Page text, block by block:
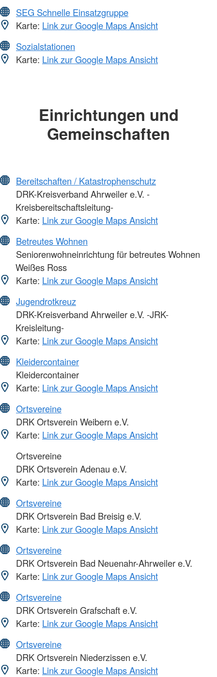
SEG Schnelle Einsatzgruppe
Karte: Link zur Google Maps Ansicht
Sozialstationen
Karte: Link zur Google Maps Ansicht
Einrichtungen und
Gemeinschaften
Bereitschaften / Katastrophenschutz
DRK-Kreisverband Ahrweiler e.V. -
Kreisbereitschaftsleitung-
Karte: Link zur Google Maps Ansicht
Betreutes Wohnen
Seniorenwohneinrichtung für betreutes Wohnen
Weißes Ross
Karte: Link zur Google Maps Ansicht
Jugendrotkreuz
DRK-Kreisverband Ahrweiler e.V. -JRK-
Kreisleitung-
Karte: Link zur Google Maps Ansicht
Kleidercontainer
Kleidercontainer
Karte: Link zur Google Maps Ansicht
Ortsvereine
DRK Ortsverein Weibern e.V.
Karte: Link zur Google Maps Ansicht
Ortsvereine
DRK Ortsverein Adenau e.V.
Karte: Link zur Google Maps Ansicht
Ortsvereine
DRK Ortsverein Bad Breisig e.V.
Karte: Link zur Google Maps Ansicht
Ortsvereine
DRK Ortsverein Bad Neuenahr-Ahrweiler e.V.
Karte: Link zur Google Maps Ansicht
Ortsvereine
DRK Ortsverein Grafschaft e.V.
Karte: Link zur Google Maps Ansicht
Ortsvereine
DRK Ortsverein Niederzissen e.V.
Karte: Link zur Google Maps Ansicht